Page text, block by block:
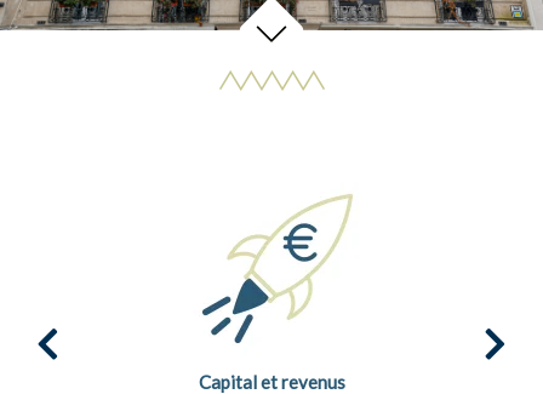
Capital et revenus